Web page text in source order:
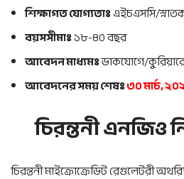
শিক্ষাগত যোগ্যতাঃএইচএসসি/
বয়সসীমাঃ১৮-৪০ বছর
আবেদন মাধ্যমঃডাকযোগে/
আবেদনের সময় শেষঃ৩০ মার্চ,
চিরন্তনী এনজিও
চিরন্তনী মাইক্রোক্রেডিট রেগুলেটরী